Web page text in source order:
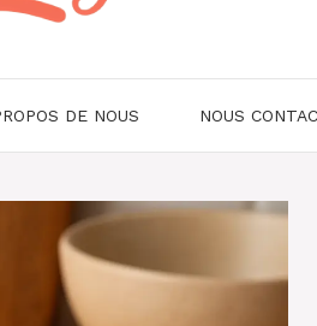
DE NOUS NOUS